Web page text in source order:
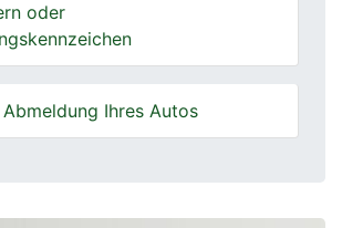
oder
Abmeldung Ihres Autos